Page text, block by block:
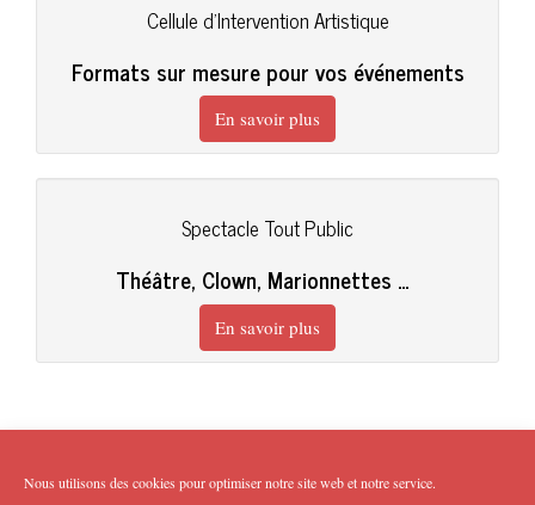
Nous utilisons des cookies pour optimiser notre site web et notre service.
Cellule d'Intervention Artistique
Formats sur mesure pour vos événements
En savoir plus
Spectacle Tout Public
Théâtre, Clown, Marionnettes ...
En savoir plus